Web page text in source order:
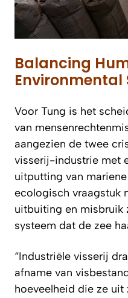
Balancing
Environmental
Voor Tung is het
van
aangezien de twee
visserij-industrie met
uitputting van
ecologisch vraagstuk
uitbuiting en misbruik
systeem dat de zee
“Industriële visserij
afname van
hoeveelheid die ze uit